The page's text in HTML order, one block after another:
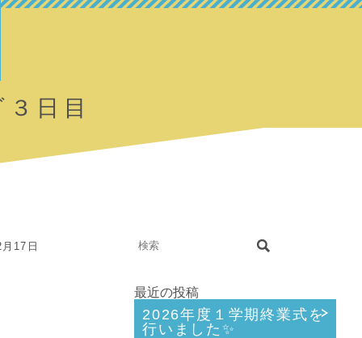
日目
17日
最近の投稿
2026年度１学期終業式を
行いました✨